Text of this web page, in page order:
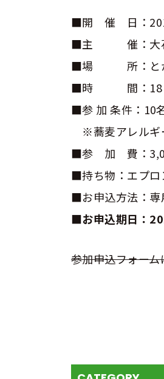
■開 催 日：
■主 催：大石
■場 所：とか
■時 間：18
■参 加 条件：10
※蕎麦アレルギ
■参 加 費：
■持ち物：エプロ
■お申込方法：専
■お申込期日：
参加申込フォーム